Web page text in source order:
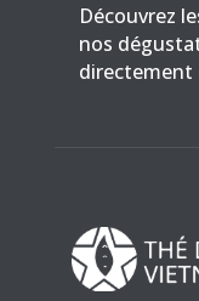
Découvrez
nos
directement